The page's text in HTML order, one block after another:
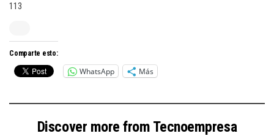
113
Comparte esto:
WhatsApp Más
Discover more from Tecnoempresa